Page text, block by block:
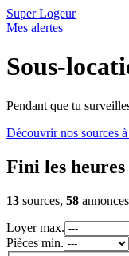
Super Logeur
Mes alertes
Sous-
Pendant que tu
Découvrir nos sources
Fini les
13 sources, 58
Loyer max.
Pièces min.